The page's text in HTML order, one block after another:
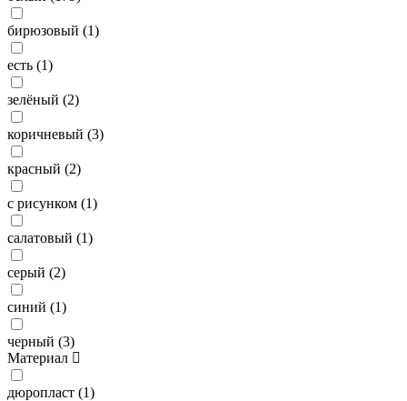
бирюзовый (1)
есть (1)
зелёный (2)
коричневый (3)
красный (2)
с рисунком (1)
салатовый (1)
серый (2)
синий (1)
черный (3)
Материал
дюропласт (1)